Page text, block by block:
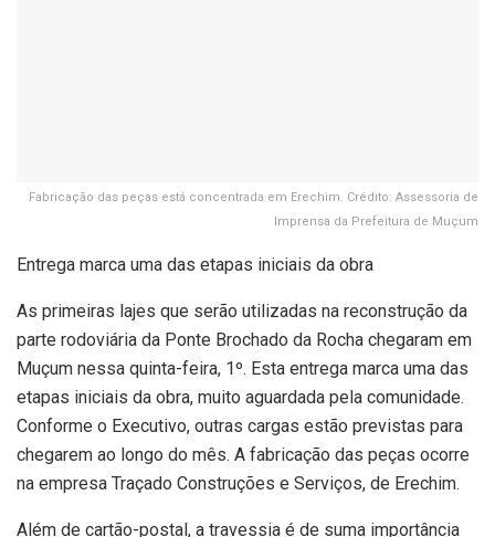
Fabricação das peças está concentrada em Erechim. Crédito: Assessoria de
Imprensa da Prefeitura de Muçum
Entrega marca uma das etapas iniciais da obra
As primeiras lajes que serão utilizadas na reconstrução da
parte rodoviária da Ponte Brochado da Rocha chegaram em
Muçum nessa quinta-feira, 1º. Esta entrega marca uma das
etapas iniciais da obra, muito aguardada pela comunidade.
Conforme o Executivo, outras cargas estão previstas para
chegarem ao longo do mês. A fabricação das peças ocorre
na empresa Traçado Construções e Serviços, de Erechim.
Além de cartão-postal, a travessia é de suma importância